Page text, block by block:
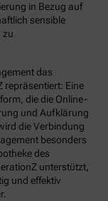
in Bezug auf
sensible
zu
das
repräsentiert: Eine
die die Online-
und Aufklärung
die Verbindung
besonders
des
unterstützt,
und effektiv